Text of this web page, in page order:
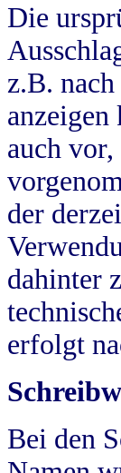
Die
z.B.
anzeigen
auch
der
dahinter
erfolgt
Bei den